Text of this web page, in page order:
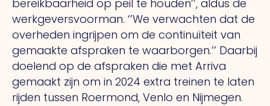
bereikbaarheid op peil te houden’’, aldus de
werkgeversvoorman. ‘’We verwachten dat de
overheden ingrijpen om de continuïteit van
gemaakte afspraken te waarborgen.’’ Daarbij
doelend op de afspraken die met Arriva
gemaakt zijn om in 2024 extra treinen te laten
rijden tussen Roermond, Venlo en Nijmegen.